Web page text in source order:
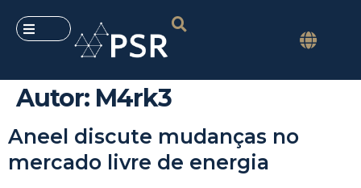
Autor: M4rk3
Aneel discute mudanças no
mercado livre de energia